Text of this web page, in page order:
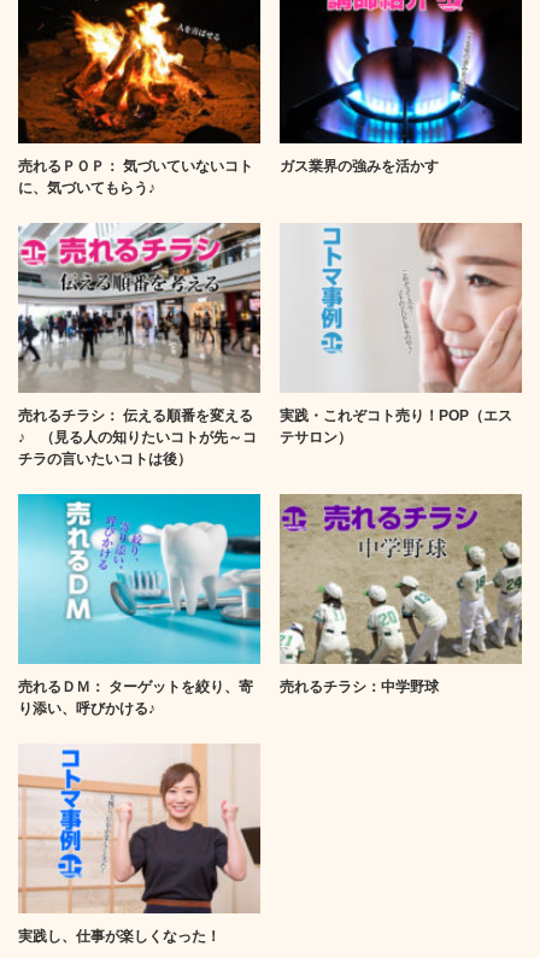
売れるＰＯＰ： 気づいていないコト
に、気づいてもらう♪
ガス業界の強みを活かす
売れるチラシ： 伝える順番を変える
♪ （見る人の知りたいコトが先～コ
チラの言いたいコトは後）
実践・これぞコト売り！POP（エス
テサロン）
売れるＤＭ： ターゲットを絞り、寄
り添い、呼びかける♪
売れるチラシ：中学野球
実践し、仕事が楽しくなった！